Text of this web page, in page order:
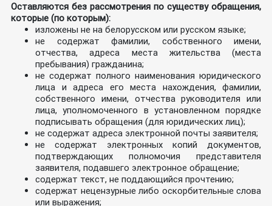
Оставляются без рассмотрения по существу обращения,
которые (по которым):
изложены не на белорусском или русском языке;
не содержат фамилии, собственного имени,
отчества, адреса места жительства (места
пребывания) гражданина;
не содержат полного наименования юридического
лица и адреса его места нахождения, фамилии,
собственного имени, отчества руководителя или
лица, уполномоченного в установленном порядке
подписывать обращения (для юридических лиц);
не содержат адреса электронной почты заявителя;
не содержат электронных копий документов,
подтверждающих полномочия представителя
заявителя, подавшего электронное обращение;
содержат текст, не поддающийся прочтению;
содержат нецензурные либо оскорбительные слова
или выражения;